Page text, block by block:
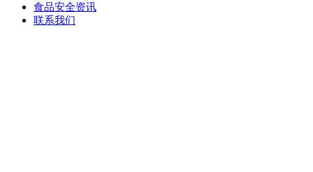
食品安全资讯
联系我们